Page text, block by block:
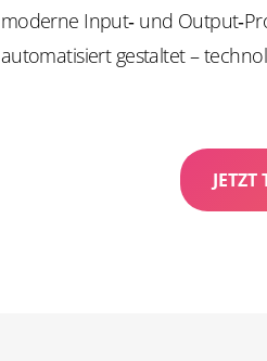
moderne Input‑ und
automatisiert gestaltet –